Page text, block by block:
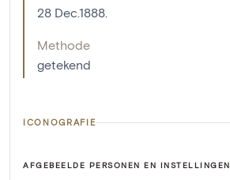
28 Dec.1888.
Methode
getekend
ICONOGRAFIE
AFGEBEELDE PERSONEN EN INSTELLINGEN